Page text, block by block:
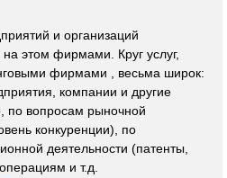
и организаций
этом фирмами. Круг услуг,
фирмами , весьма широк:
компании и другие
по вопросам рыночной
конкуренции), по
деятельности (патенты,
и т.д.